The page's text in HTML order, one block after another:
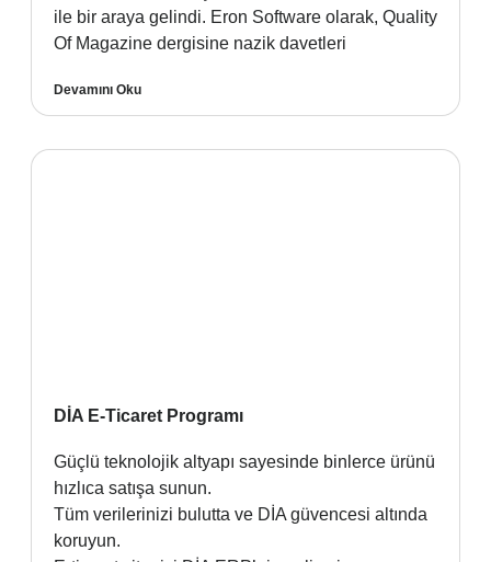
ile bir araya gelindi. Eron Software olarak, Quality
Of Magazine dergisine nazik davetleri
Devamını Oku
DİA E-Ticaret Programı
Güçlü teknolojik altyapı sayesinde binlerce ürünü
hızlıca satışa sunun.
Tüm verilerinizi bulutta ve DİA güvencesi altında
koruyun.